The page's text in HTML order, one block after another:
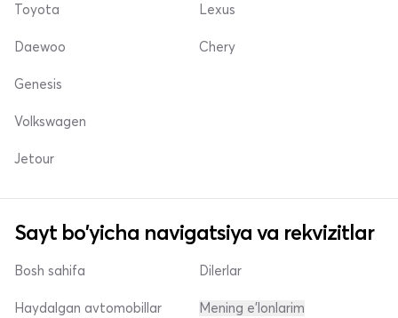
Toyota
Daewoo
Lexus
Chery
Genesis
Volkswagen
Jetour
Sayt bo'yicha navigatsiya va rekvizitlar
Bosh sahifa
Haydalgan avtomobillar
Dilerlar
Mening e'lonlarim